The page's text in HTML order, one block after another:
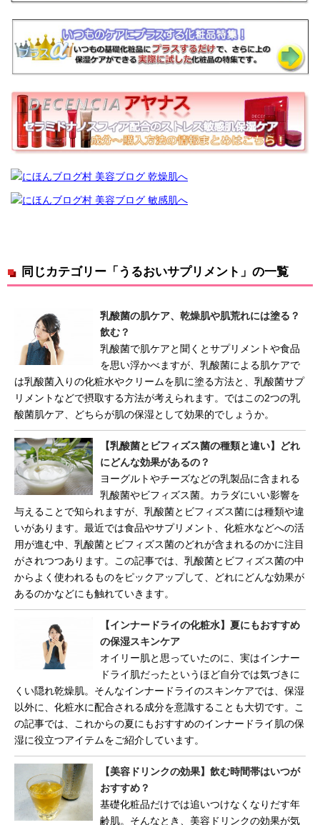
同じカテゴリー「うるおいサプリメント」の一覧
乳酸菌の肌ケア、乾燥肌や肌荒れには塗る？
飲む？
乳酸菌で肌ケアと聞くとサプリメントや食品
を思い浮かべますが、乳酸菌による肌ケアで
は乳酸菌入りの化粧水やクリームを肌に塗る方法と、乳酸菌サプ
リメントなどで摂取する方法が考えられます。ではこの2つの乳
酸菌肌ケア、どちらが肌の保湿として効果的でしょうか。
【乳酸菌とビフィズス菌の種類と違い】どれ
にどんな効果があるの？
ヨーグルトやチーズなどの乳製品に含まれる
乳酸菌やビフィズス菌。カラダにいい影響を
与えることで知られますが、乳酸菌とビフィズス菌には種類や違
いがあります。最近では食品やサプリメント、化粧水などへの活
用が進む中、乳酸菌とビフィズス菌のどれが含まれるのかに注目
がされつつあります。この記事では、乳酸菌とビフィズス菌の中
からよく使われるものをピックアップして、どれにどんな効果が
あるのかなどにも触れていきます。
【インナードライの化粧水】夏にもおすすめ
の保湿スキンケア
オイリー肌と思っていたのに、実はインナー
ドライ肌だったというほど自分では気づきに
くい隠れ乾燥肌。そんなインナードライのスキンケアでは、保湿
以外に、化粧水に配合される成分を意識することも大切です。こ
の記事では、これからの夏にもおすすめのインナードライ肌の保
湿に役立つアイテムをご紹介しています。
【美容ドリンクの効果】飲む時間帯はいつが
おすすめ？
基礎化粧品だけでは追いつけなくなりだす年
齢肌。そんなとき、美容ドリンクの効果が気